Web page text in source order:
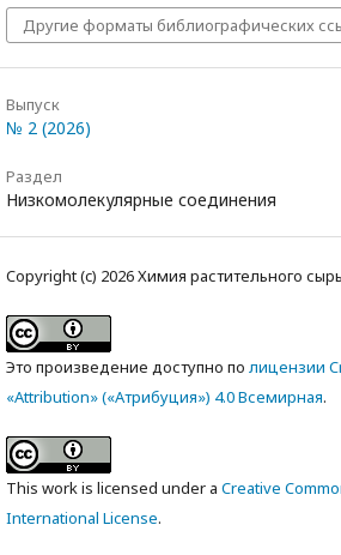
Другие форматы библиографических
Выпуск
№ 2 (2026)
Раздел
Низкомолекулярные соединения
Copyright (c) 2026 Химия растительного
Это произведение доступно по лицензии
«Attribution» («Атрибуция») 4.0 Всемирная.
This work is licensed under a Creative
International License.